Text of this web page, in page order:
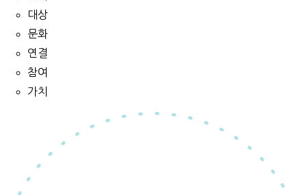
대상
문화
연결
참여
가치